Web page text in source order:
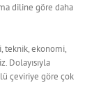
diline göre daha
teknik, ekonomi,
Dolayısıyla
çeviriye göre çok